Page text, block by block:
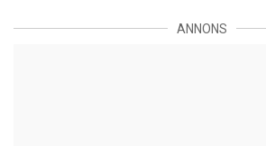
ANNONS